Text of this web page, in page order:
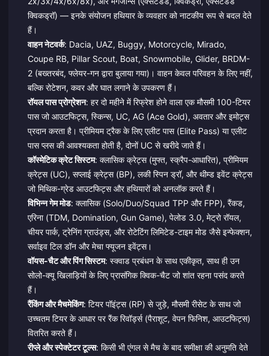
क्विकड्रॉ) — इनके संयोजन हथियार के व्यवहार को नाटकीय रूप से बदल देते
हैं।
वाहन नेटवर्क: Dacia, UAZ, Buggy, Motorcycle, Mirado,
Coupe RB, Pillar Scout, Boat, Snowmobile, Glider, BRDM-
2 (बख्तरबंद, फ्लेयर-गन द्वारा बुलाया गया)। वाहन केवल परिवहन के लिए नहीं,
बल्कि रोटेशन, कवर और घात लगाने के उपकरण हैं।
रॉयल पास प्रोग्रेशन: हर दो महीने में रिफ्रेश होने वाला एक मौसमी 100-टियर
पास जो आउटफिट्स, स्किन्स, UC, AG (Ace Gold), अवतार और इमोट्स
प्रदान करता है। प्रीमियम ट्रैक के लिए एलीट पास (Elite Pass) या एलीट
पास प्लस की आवश्यकता होती है, दोनों UC से खरीदे जाते हैं।
कॉस्मेटिक क्रेट सिस्टम: क्लासिक क्रेट्स (मुफ्त, स्क्रैप-आधारित), प्रीमियम
क्रेट्स (UC), सप्लाई क्रेट्स (BP), लकी स्पिन ड्रॉ, और थीम्ड इवेंट क्रेट्स
जो मिथिक-ग्रेड आउटफिट्स और हथियारों को अनलॉक करते हैं।
विभिन्न गेम मोड: क्लासिक (Solo/Duo/Squad TPP और FPP), रैंकड,
एरिना (TDM, Domination, Gun Game), पेलोड 3.0, मेट्रो रॉयल,
चीयर पार्क, ट्रेनिंग ग्राउंड्स, और रोटेटिंग लिमिटेड-टाइम मोड जैसे इन्फेक्शन,
सर्वाइव टिल डॉन और मेचा फ्यूजन इवेंट्स।
वॉयस-चैट और पिंग सिस्टम: स्क्वाड प्रबंधन के साथ एकीकृत, साथ ही उन
सोलो-क्यू खिलाड़ियों के लिए प्रासंगिक क्विक-चैट जो शांत रहना पसंद करते
हैं।
रैंकिंग और मैचमेकिंग: टियर पॉइंट्स (RP) से जुड़े, मौसमी रीसेट के साथ जो
उच्चतम टियर के आधार पर रैंक रिवॉर्ड्स (पैराशूट, वेपन फिनिश, आउटफिट्स)
वितरित करते हैं।
रीप्ले और स्पेक्टेटर टूल्स: किसी भी एंगल से मैच के बाद समीक्षा की अनुमति देते